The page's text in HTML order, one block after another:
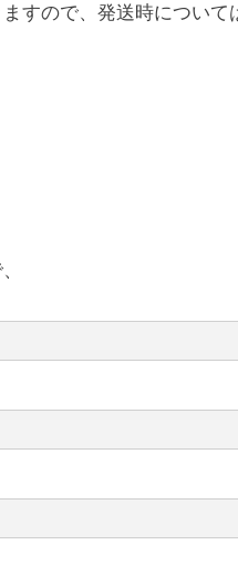
すので、発送時について